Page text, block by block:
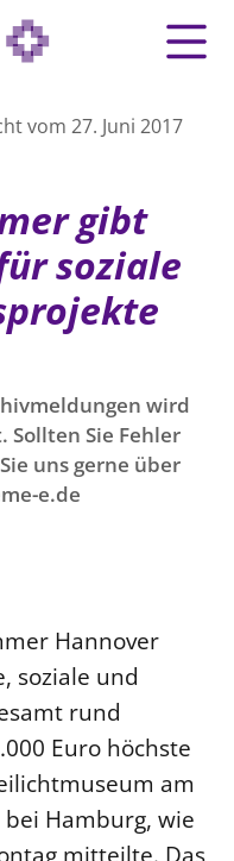
vom 27. Juni 2017
gibt
soziale
wird
Sie Fehler
uns gerne über
e.de
Hannover
soziale und
rund
Euro höchste
am
Hamburg, wie
mitteilte. Das
der Landeskirche
Kirchen in
HANNOVER